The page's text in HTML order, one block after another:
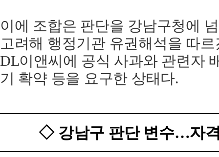
이에 조합은 판단을 강남구청에
고려해 행정기관 유권해석을 따
DL이앤씨에 공식 사과와 관련자
기 확약 등을 요구한 상태다.
◇ 강남구 판단 변수…자